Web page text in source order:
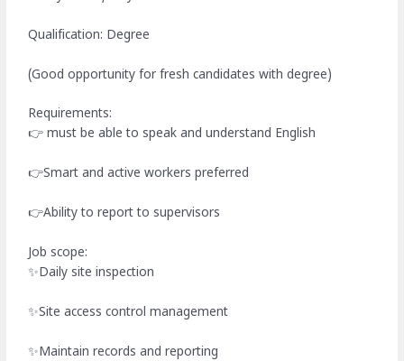
Qualification: Degree
(Good opportunity for fresh candidates with degree)
Requirements:
👉 must be able to speak and understand English
👉Smart and active workers preferred
👉Ability to report to supervisors
Job scope:
✨Daily site inspection
✨Site access control management
✨Maintain records and reporting